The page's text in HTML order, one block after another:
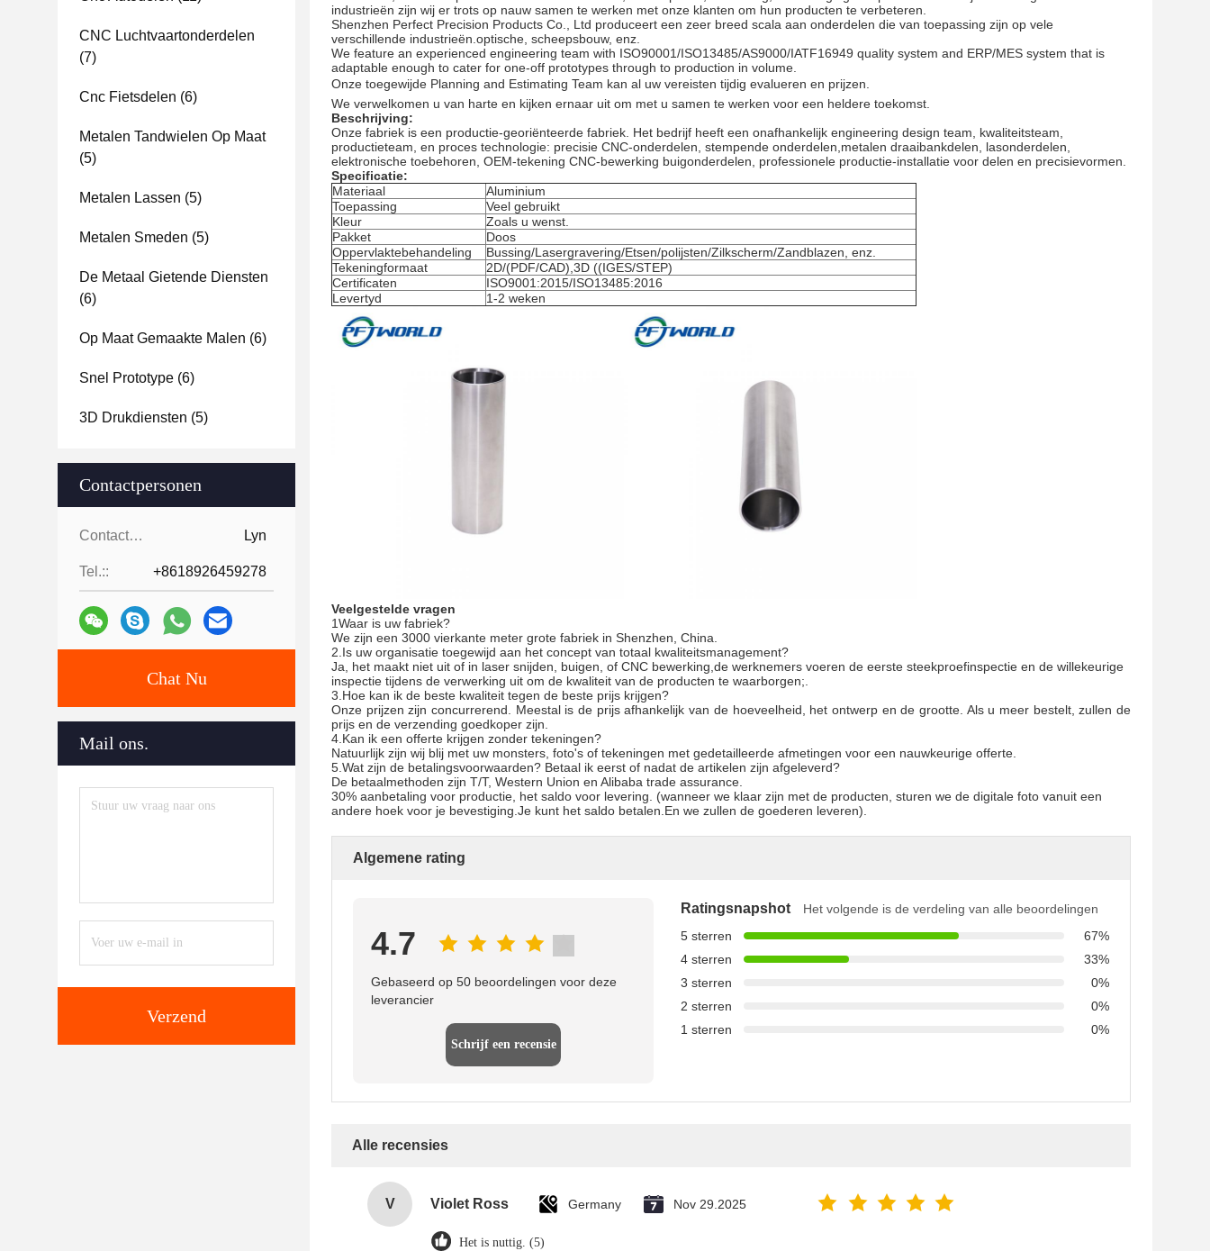
CNC Luchtvaartonderdelen
(7)
Cnc Fietsdelen (6)
Metalen Tandwielen Op Maat
(5)
Metalen Lassen (5)
Metalen Smeden (5)
De Metaal Gietende Diensten
(6)
Op Maat Gemaakte Malen (6)
Snel Prototype (6)
3D Drukdiensten (5)
Contactpersonen
Contactpersonen: Lyn
Tel.:: +8618926459278
Chat Nu
Mail ons.
Verzend
industrieën zijn wij er trots op nauw samen te werken met onze klanten om hun producten te verbeteren.
Shenzhen Perfect Precision Products Co., Ltd produceert een zeer breed scala aan onderdelen die van toepassing zijn op vele
verschillende industrieën.optische, scheepsbouw, enz.
We feature an experienced engineering team with ISO90001/ISO13485/AS9000/IATF16949 quality system and ERP/MES system that is
adaptable enough to cater for one-off prototypes through to production in volume.
Onze toegewijde Planning and Estimating Team kan al uw vereisten tijdig evalueren en prijzen.
We verwelkomen u van harte en kijken ernaar uit om met u samen te werken voor een heldere toekomst.
Beschrijving:
Onze fabriek is een productie-georiënteerde fabriek. Het bedrijf heeft een onafhankelijk engineering design team, kwaliteitsteam,
productieteam, en proces technologie: precisie CNC-onderdelen, stempende onderdelen,metalen draaibankdelen, lasonderdelen,
elektronische toebehoren, OEM-tekening CNC-bewerking buigonderdelen, professionele productie-installatie voor delen en precisievormen.
Specificatie:
Materiaal
Aluminium
Toepassing
Veel gebruikt
Kleur
Zoals u wenst.
Pakket
Doos
Oppervlaktebehandeling
Bussing/Lasergravering/Etsen/polijsten/Zilkscherm/Zandblazen, enz.
Tekeningformaat
2D/(PDF/CAD),3D ((IGES/STEP)
Certificaten
ISO9001:2015/ISO13485:2016
Levertyd
1-2 weken
Veelgestelde vragen
1Waar is uw fabriek?
We zijn een 3000 vierkante meter grote fabriek in Shenzhen, China.
2. Is uw organisatie toegewijd aan het concept van totaal kwaliteitsmanagement?
Ja, het maakt niet uit of in laser snijden, buigen, of CNC bewerking,de werknemers voeren de eerste steekproefinspectie en de willekeurige
inspectie tijdens de verwerking uit om de kwaliteit van de producten te waarborgen;.
3. Hoe kan ik de beste kwaliteit tegen de beste prijs krijgen?
Onze prijzen zijn concurrerend. Meestal is de prijs afhankelijk van de hoeveelheid, het ontwerp en de grootte. Als u meer bestelt, zullen de
prijs en de verzending goedkoper zijn.
4. Kan ik een offerte krijgen zonder tekeningen?
Natuurlijk zijn wij blij met uw monsters, foto's of tekeningen met gedetailleerde afmetingen voor een nauwkeurige offerte.
5. Wat zijn de betalingsvoorwaarden? Betaal ik eerst of nadat de artikelen zijn afgeleverd?
De betaalmethoden zijn T/T, Western Union en Alibaba trade assurance.
30% aanbetaling voor productie, het saldo voor levering. (wanneer we klaar zijn met de producten, sturen we de digitale foto vanuit een
andere hoek voor je bevestiging.Je kunt het saldo betalen.En we zullen de goederen leveren).
Algemene rating
4.7
Gebaseerd op 50 beoordelingen voor deze
leverancier
Schrijf een recensie
Ratingsnapshot
Het volgende is de verdeling van alle beoordelingen
5 sterren
67%
4 sterren
33%
3 sterren
0%
2 sterren
0%
1 sterren
0%
Alle recensies
V Violet Ross Germany Nov 29.2025
Het is nuttig. (5)